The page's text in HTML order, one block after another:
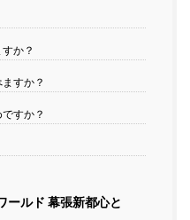
か？
すか？
すか？
ールド 幕張新都心と